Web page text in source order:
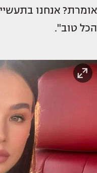
אומרת? אנחנו
הכל טוב".